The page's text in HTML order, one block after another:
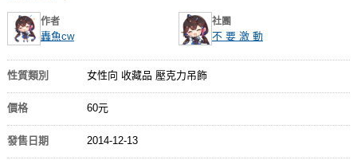
作者
轟魚cw
社團
不 要 激 動
性質類別 女性向 收藏品 壓克力吊飾
價格 60元
發售日期 2014-12-13